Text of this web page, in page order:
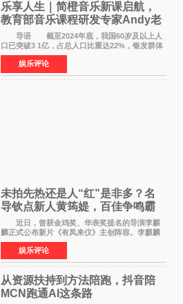
乐享人生｜简橙音乐新课启航，
教育部音乐课程研发专家Andy老
师重磅入驻领航银龄琴声
导语 截至2024年底，我国60岁及以上人
口已突破3 1亿，占总人口比重达22%，银发群体
的精神文化需求日益凸显。2024年1月，国务院办
公厅印发《关于发展银发经济增进老年人福祉的
意见》——这是
娱乐评论
未拍先热还是人“红”是非多？名
导钦点新人黄筠媞，百佳争鸣霸
气回应
近日，曾获金鸡奖、华表奖提名的导演李麒
麟正式公布新片《有凤来仪》主创阵容。李麒麟
早年凭电影《华容道》获得金鸡奖、华表奖提
名，此后长期参与国内外电影制作，其担任制片
人参与的作品亦曾
娱乐评论
从资源扶持到方法陪跑，抖音陪
MCN跑通AI这条路